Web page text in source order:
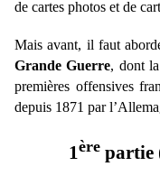
de cartes photos et de
Mais avant, il faut
Grande Guerre, dont
premières offensives
depuis 1871 par
1èrepartie